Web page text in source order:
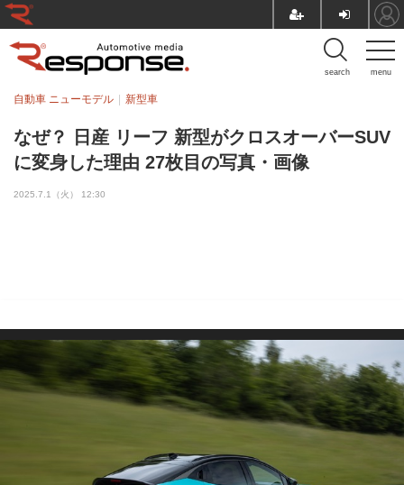
menu
search
なぜ？ 日産 リーフ 新型がクロスオーバーSUV
に変身した理由 27枚目の写真・画像
自動車 ニューモデル 新型車
2025.7.1（火） 12:30